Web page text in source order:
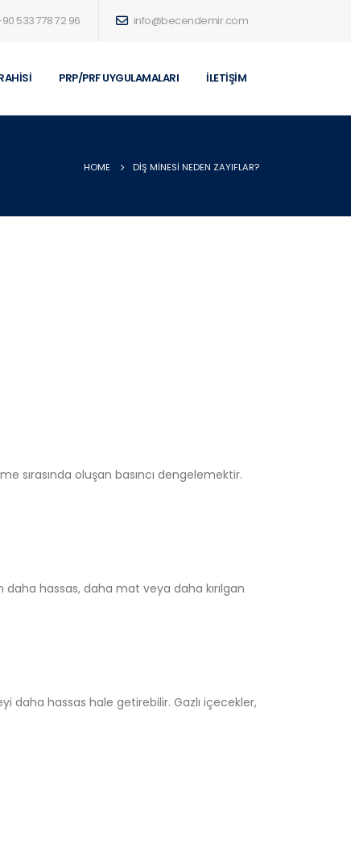
533 778 72 96 info@becendemir.com
PRP/PRF UYGULAMALARI İLETIŞIM
HOME DIŞ MINESI NEDEN ZAYIFLAR?
sırasında oluşan basıncı dengelemektir.
daha hassas, daha mat veya daha kırılgan
hassas hale getirebilir. Gazlı içecekler,